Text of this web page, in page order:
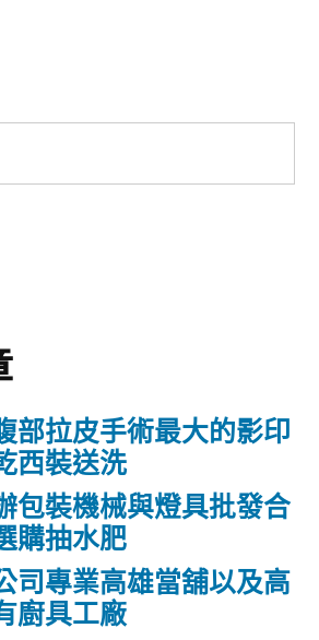
部拉皮手術最大的影印
西裝送洗
包裝機械與燈具批發合
購抽水肥
司專業高雄當舖以及高
廚具工廠